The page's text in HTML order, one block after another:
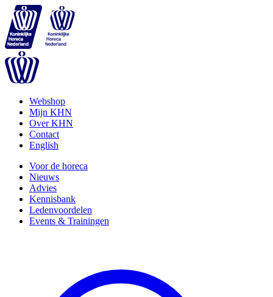
Webshop
Mijn KHN
Over KHN
Contact
English
Voor de horeca
Nieuws
Advies
Kennisbank
Ledenvoordelen
Events & Trainingen